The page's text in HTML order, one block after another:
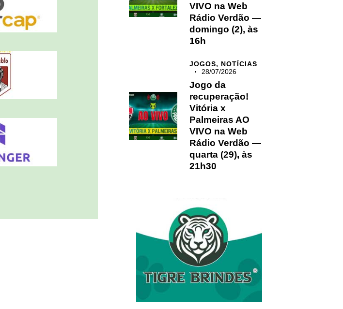
VIVO na Web
Rádio Verdão —
domingo (2), às
16h
JOGOS, NOTÍCIAS
28/07/2026
Jogo da
recuperação!
Vitória x
Palmeiras AO
VIVO na Web
Rádio Verdão —
quarta (29), às
21h30